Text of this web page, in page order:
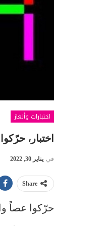
اختبارات وألغاز
اختبار،
في يناير 30, 2022
Share
حرّكوا عصاً